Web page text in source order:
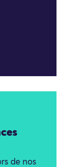
de nos